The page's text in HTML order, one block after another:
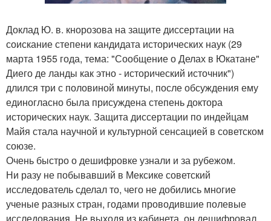
Доклад Ю. в. кнорозова на защите диссертации на
соискание степени кандидата исторических наук (29
марта 1955 года, тема: "Сообщение о Делах в Юкатане"
Диего де ланды как этно - исторический источник")
длился три с половиной минуты, после обсуждения ему
единогласно была присуждена степень доктора
исторических наук. Защита диссертации по индейцам
Майя стала научной и культурной сенсацией в советском
союзе.
Очень быстро о дешифровке узнали и за рубежом.
Ни разу не побывавший в Мексике советский
исследователь сделал то, чего не добились многие
ученые разных стран, годами проводившие полевые